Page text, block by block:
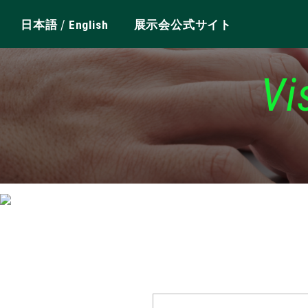
日本語/ English 展示会公式サイト